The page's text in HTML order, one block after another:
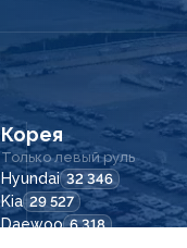
Корея
Только левый руль
Hyundai 32 346
Kia 29 527
Daewoo 6 318